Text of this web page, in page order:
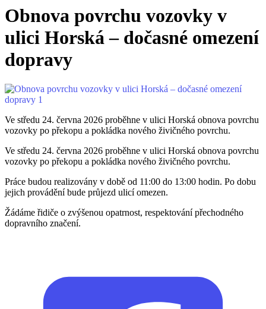
Obnova povrchu vozovky v
ulici Horská – dočasné omezení
dopravy
Ve středu 24. června 2026 proběhne v ulici Horská obnova povrchu
vozovky po překopu a pokládka nového živičného povrchu.
Ve středu 24. června 2026 proběhne v ulici Horská obnova povrchu
vozovky po překopu a pokládka nového živičného povrchu.
Práce budou realizovány v době od 11:00 do 13:00 hodin. Po dobu
jejich provádění bude průjezd ulicí omezen.
Žádáme řidiče o zvýšenou opatrnost, respektování přechodného
dopravního značení.